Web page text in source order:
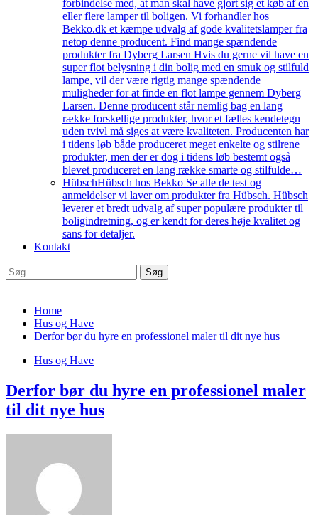
forbindelse med, at man skal have gjort sig et køb af en
eller flere lamper til boligen. Vi forhandler hos
Bekko.dk et kæmpe udvalg af gode kvalitetslamper fra
netop denne producent. Find mange spændende
produkter fra Dyberg Larsen Hvis du gerne vil have en
super flot belysning i din bolig med en smuk og stilfuld
lampe, vil der være rigtig mange spændende
muligheder for at finde en flot lampe gennem Dyberg
Larsen. Denne producent står nemlig bag en lang
række forskellige produkter, hvor et fælles kendetegn
uden tvivl må siges at være kvaliteten. Producenten har
i tidens løb både produceret meget enkelte og stilrene
produkter, men der er dog i tidens løb bestemt også
blevet produceret en lang række smarte og stilfulde…
HübschHübsch hos Bekko Se alle de test og
anmeldelser vi laver om produkter fra Hübsch. Hübsch
leverer et bredt udvalg af super populære produkter til
boligindretning, og er kendt for deres høje kvalitet og
sans for detaljer.
Kontakt
Søg
efter:
Home
Hus og Have
Derfor bør du hyre en professionel maler til dit nye hus
Hus og Have
Derfor bør du hyre en professionel maler
til dit nye hus